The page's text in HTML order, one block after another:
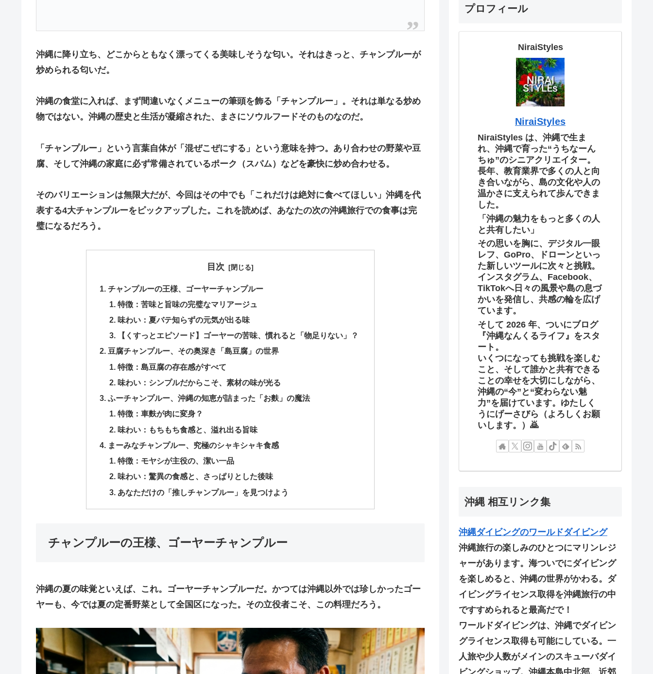
​沖縄に降り立ち、どこからともなく漂ってくる美味しそうな匂い。それはきっと、チャンプルーが
炒められる匂いだ。
沖縄の食堂に入れば、まず間違いなくメニューの筆頭を飾る「チャンプルー」。それは単なる炒め
物ではない。沖縄の歴史と生活が凝縮された、まさにソウルフードそのものなのだ。
​「チャンプルー」という言葉自体が「混ぜこぜにする」という意味を持つ。あり合わせの野菜や豆
腐、そして沖縄の家庭に必ず常備されているポーク（スパム）などを豪快に炒め合わせる。
そのバリエーションは無限大だが、今回はその中でも「これだけは絶対に食べてほしい」沖縄を代
表する4大チャンプルーをピックアップした。これを読めば、あなたの次の沖縄旅行での食事は完
璧になるだろう。
目次
​チャンプルーの王様、ゴーヤーチャンプルー
​特徴：苦味と旨味の完璧なマリアージュ
​味わい：夏バテ知らずの元気が出る味
​【くすっとエピソード】ゴーヤーの苦味、慣れると「物足りない」？
​豆腐チャンプルー、その奥深き「島豆腐」の世界
​特徴：島豆腐の存在感がすべて
​味わい：シンプルだからこそ、素材の味が光る
​ふーチャンプルー、沖縄の知恵が詰まった「お麩」の魔法
​特徴：車麩が肉に変身？
​味わい：もちもち食感と、溢れ出る旨味
​まーみなチャンプルー、究極のシャキシャキ食感
​特徴：モヤシが主役の、潔い一品
​味わい：驚異の食感と、さっぱりとした後味
​あなただけの「推しチャンプルー」を見つけよう
​チャンプルーの王様、ゴーヤーチャンプルー
​沖縄の夏の味覚といえば、これ。ゴーヤーチャンプルーだ。かつては沖縄以外では珍しかったゴー
ヤーも、今では夏の定番野菜として全国区になった。その立役者こそ、この料理だろう。
プロフィール
NiraiStyles
NiraiStyles
NiraiStyles は、沖縄で生ま
れ、沖縄で育った“うちなーん
ちゅ”のシニアクリエイター。
長年、教育業界で多くの人と向
き合いながら、島の文化や人の
温かさに支えられて歩んできま
した。
「沖縄の魅力をもっと多くの人
と共有したい」
その思いを胸に、デジタル一眼
レフ、GoPro、ドローンといっ
た新しいツールに次々と挑戦。
インスタグラム、Facebook、
TikTokへ日々の風景や島の息づ
かいを発信し、共感の輪を広げ
ています。
そして 2026 年、ついにブログ
『沖縄なんくるライフ』をスタ
ート。
いくつになっても挑戦を楽しむ
こと、そして誰かと共有できる
ことの幸せを大切にしながら、
沖縄の“今”と“変わらない魅
力”を届けています。ゆたしく
うにげーさびら（よろしくお願
いします。）🙇
沖縄 相互リンク集
沖縄ダイビングのワールドダイビング
沖縄旅行の楽しみのひとつにマリンレジ
ャーがあります。海ついでにダイビング
を楽しめると、沖縄の世界がかわる。ダ
イビングライセンス取得を沖縄旅行の中
ですすめられると最高だで！
ワールドダイビングは、沖縄でダイビン
グライセンス取得も可能にしている。一
人旅や少人数がメインのスキューバダイ
ビングショップ。沖縄本島中北部、近郊